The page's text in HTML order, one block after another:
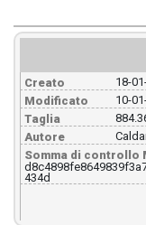
Creato
18-
Modificato
10-
Taglia
Autore
Somma di controllo
434d